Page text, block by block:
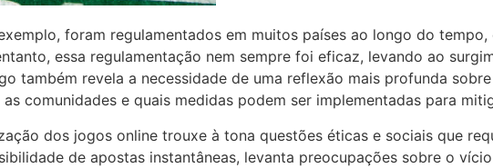
foram regulamentados em muitos países ao longo do
essa regulamentação nem sempre foi eficaz, levando ao
também revela a necessidade de uma reflexão mais profunda
comunidades e quais medidas podem ser implementadas para
dos jogos online trouxe à tona questões éticas e sociais que
de apostas instantâneas, levanta preocupações sobre o